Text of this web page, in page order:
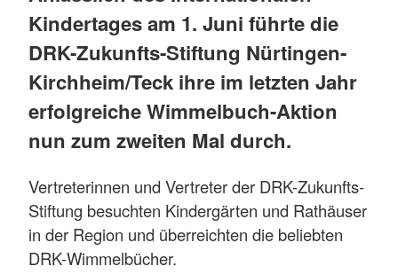
Kindertages am 1. Juni führte die
DRK-Zukunfts-Stiftung Nürtingen-
Kirchheim/Teck ihre im letzten Jahr
erfolgreiche Wimmelbuch-Aktion
nun zum zweiten Mal durch.
Vertreterinnen und Vertreter der DRK-Zukunfts-
Stiftung besuchten Kindergärten und Rathäuser
in der Region und überreichten die beliebten
DRK-Wimmelbücher.